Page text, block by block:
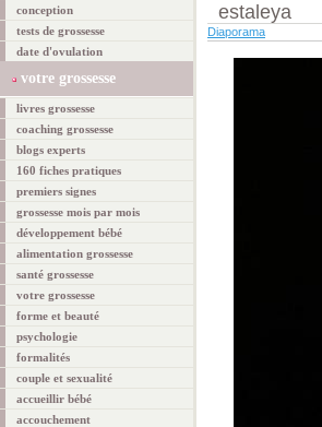
conception
tests de grossesse
date d'ovulation
votre grossesse
livres grossesse
coaching grossesse
blogs experts
160 fiches pratiques
premiers signes
grossesse mois par mois
développement bébé
alimentation grossesse
santé grossesse
votre grossesse
forme et beauté
psychologie
formalités
couple et sexualité
accueillir bébé
accouchement
estaleya
Diaporama